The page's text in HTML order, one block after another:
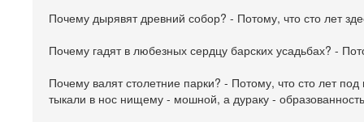
Почему дырявят древний собор? - Потому, что сто лет
Почему гадят в любезных сердцу барских усадьбах? -
Почему валят столетние парки? - Потому, что сто лет
тыкали в нос нищему - мошной, а дураку -